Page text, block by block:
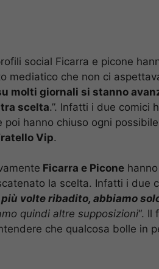
social Ficarra e picone
mediatico che non ci
molti giornali si stanno
scelta .”. Infatti i due comici
poi hanno chiuso ogni possibile
Vip
Ficarra e Picone
la scelta. Infatti i due
volte ribadito, abbiamo
quindi altre supposizioni“. Il
che qualcosa bolle in